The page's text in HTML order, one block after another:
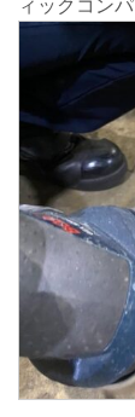
ィックコン